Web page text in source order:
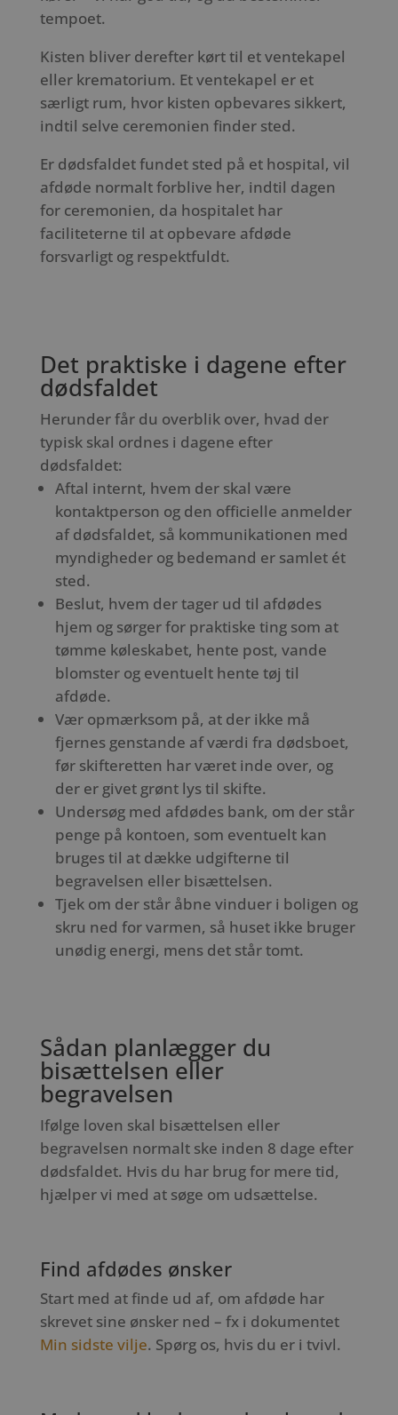
tempoet.
Kisten bliver derefter kørt til et ventekapel
eller krematorium. Et ventekapel er et
særligt rum, hvor kisten opbevares sikkert,
indtil selve ceremonien finder sted.
Er dødsfaldet fundet sted på et hospital, vil
afdøde normalt forblive her, indtil dagen
for ceremonien, da hospitalet har
faciliteterne til at opbevare afdøde
forsvarligt og respektfuldt.
Det praktiske i dagene efter
dødsfaldet
Herunder får du overblik over, hvad der
typisk skal ordnes i dagene efter
dødsfaldet:
Aftal internt, hvem der skal være
kontaktperson og den officielle anmelder
af dødsfaldet, så kommunikationen med
myndigheder og bedemand er samlet ét
sted.
Beslut, hvem der tager ud til afdødes
hjem og sørger for praktiske ting som at
tømme køleskabet, hente post, vande
blomster og eventuelt hente tøj til
afdøde.
Vær opmærksom på, at der ikke må
fjernes genstande af værdi fra dødsboet,
før skifteretten har været inde over, og
der er givet grønt lys til skifte.
Undersøg med afdødes bank, om der står
penge på kontoen, som eventuelt kan
bruges til at dække udgifterne til
begravelsen eller bisættelsen.
Tjek om der står åbne vinduer i boligen og
skru ned for varmen, så huset ikke bruger
unødig energi, mens det står tomt.
Sådan planlægger du
bisættelsen eller
begravelsen
Ifølge loven skal bisættelsen eller
begravelsen normalt ske inden 8 dage efter
dødsfaldet. Hvis du har brug for mere tid,
hjælper vi med at søge om udsættelse.
Find afdødes ønsker
Start med at finde ud af, om afdøde har
skrevet sine ønsker ned – fx i dokumentet
Min sidste vilje. Spørg os, hvis du er i tvivl.